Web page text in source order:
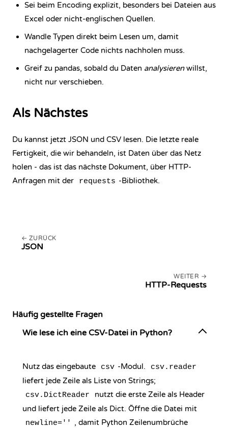
Sei beim Encoding explizit, besonders bei Dateien aus
Excel oder nicht-englischen Quellen.
Wandle Typen direkt beim Lesen um, damit
nachgelagerter Code nichts nachholen muss.
Greif zu pandas, sobald du Daten analysierenwillst,
nicht nur verschieben.
Als Nächstes
Du kannst jetzt JSON und CSV lesen. Die letzte reale
Fertigkeit, die wir behandeln, ist Daten über das Netz
holen - das ist das nächste Dokument, über HTTP-
Anfragen mit der
requests -Bibliothek.
ZURÜCK
JSON
WEITER
HTTP-Requests
Häufig gestellte Fragen
Wie lese ich eine CSV-Datei in Python?
Nutz das eingebaute csv -Modul. csv.reader
liefert jede Zeile als Liste von Strings;
csv.DictReader
nutzt die erste Zeile als Header
und liefert jede Zeile als Dict. Öffne die Datei mit
newline='' , damit Python Zeilenumbrüche